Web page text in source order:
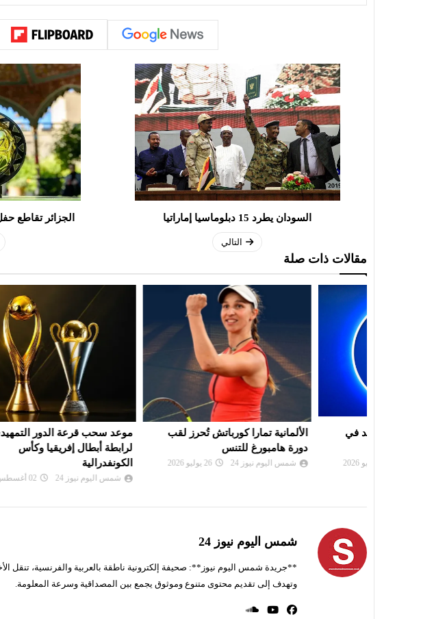
السودان يطرد 15 دبلوماسيا إماراتيا
التالي
الجزائر تقاطع
مقالات ذات صلة
الألمانية تمارا كورباتش تُحرز لقب
دورة هامبورغ للتنس
شمس اليوم نيوز 24 26 يوليو 2026
موعد سحب قرعة الدور التمهيدي
لرابطة أبطال إفريقيا وكأس
الكونفدرالية
شمس اليوم نيوز 24 02 أغسطس 2026
بي
شمس اليوم نيوز 24
**جريدة شمس اليوم نيوز**: صحيفة إلكترونية ناطقة بالعربية والفرنسية، تنقل
وتهدف إلى تقديم محتوى متنوع وموثوق يجمع بين المصداقية وسرعة المعلومة.